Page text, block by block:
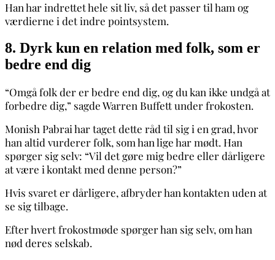
Han har indrettet hele sit liv, så det passer til ham og
værdierne i det indre pointsystem.
8. Dyrk kun en relation med folk, som er
bedre end dig
“Omgå folk der er bedre end dig, og du kan ikke undgå at
forbedre dig,” sagde Warren Buffett under frokosten.
Monish Pabrai har taget dette råd til sig i en grad, hvor
han altid vurderer folk, som han lige har mødt. Han
spørger sig selv: “Vil det gøre mig bedre eller dårligere
at være i kontakt med denne person?”
Hvis svaret er dårligere, afbryder han kontakten uden at
se sig tilbage.
Efter hvert frokostmøde spørger han sig selv, om han
nød deres selskab.